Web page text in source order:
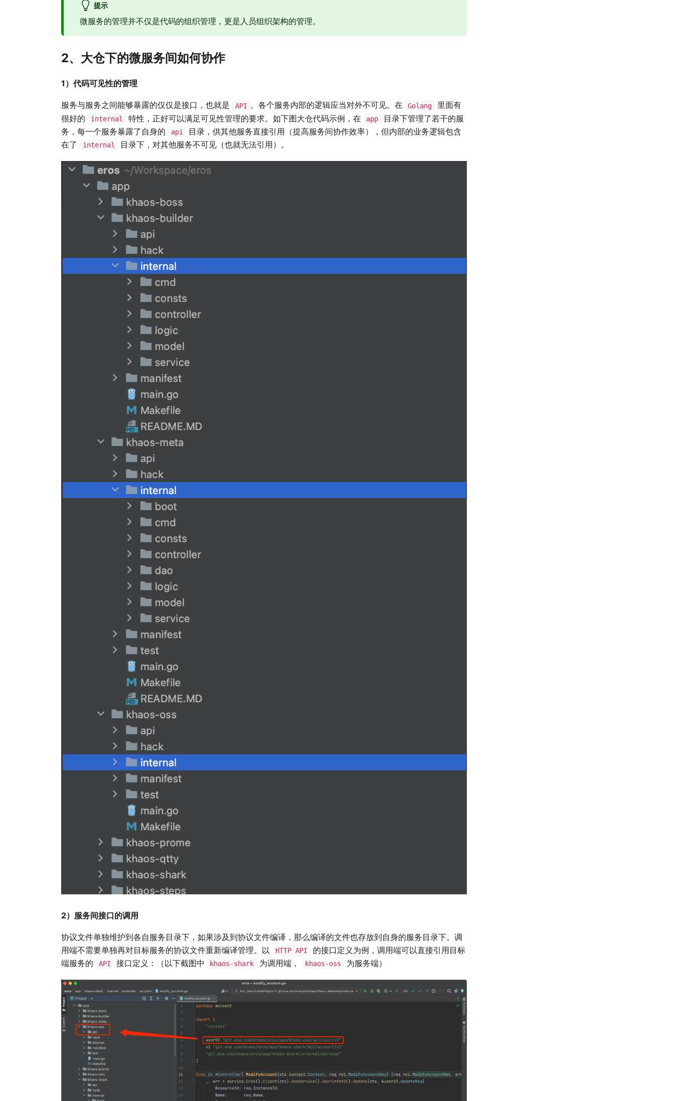
提示
微服务的管理并不仅是代码的组织管理，更是人员组织架构的管理。
2、大仓下的微服务间如何协作
1）代码可见性的管理
服务与服务之间能够暴露的仅仅是接口，也就是 API 。各个服务内部的逻辑应当对外不可见。在 Golang
里面有
很好的
internal 特性，正好可以满足可见性管理的要求。如下图大仓代码示例，在 app
目录下管理了若干的服
务，每一个服务暴露了自身的
api
目录，供其他服务直接引用（提高服务间协作效率），但内部的业务逻辑包含
在了
internal 目录下，对其他服务不可见（也就无法引用）。
2）服务间接口的调用
协议文件单独维护到各自服务目录下，如果涉及到协议文件编译，那么编译的文件也存放到自身的服务目录下。调
用端不需要单独再对目标服务的协议文件重新编译管理。以
HTTP API
的接口定义为例，调用端可以直接引用目标
端服务的
API 接口定义：（以下截图中 khaos-shark 为调用端， khaos-oss 为服务端）